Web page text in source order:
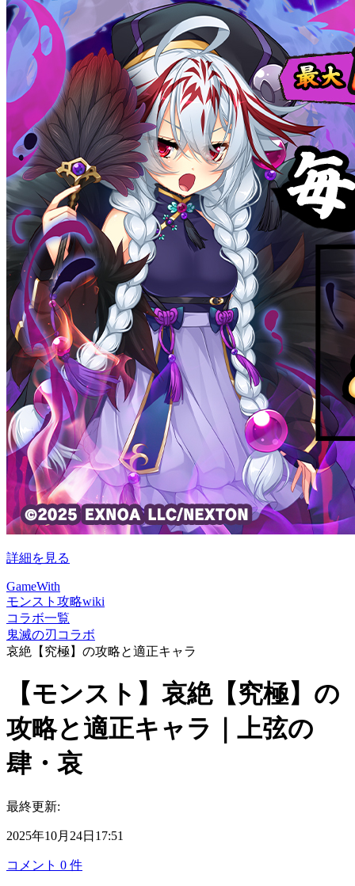
詳細を見る
GameWith
モンスト攻略wiki
コラボ一覧
鬼滅の刃コラボ
哀絶【究極】の攻略と適正キャラ
【モンスト】哀絶【究極】の
攻略と適正キャラ｜上弦の
肆・哀
最終更新:
2025年10月24日17:51
コメント 0 件